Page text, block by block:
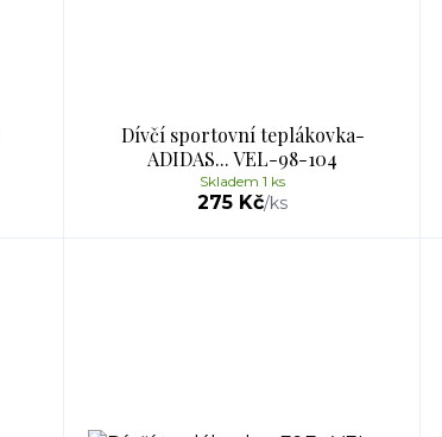
Dívčí sportovní teplákovka-
ADIDAS... VEL-98-104
275 Kč/ks
Skladem 1 ks